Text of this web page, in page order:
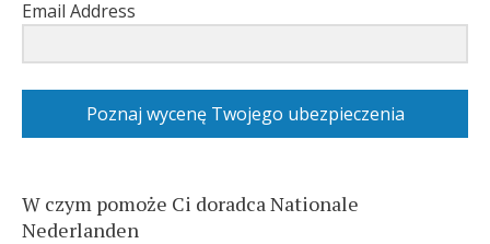
Email Address
Poznaj wycenę Twojego ubezpieczenia
W czym pomoże Ci doradca Nationale
Nederlanden